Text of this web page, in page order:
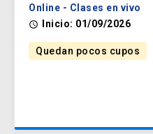
Online - Clases en vivo
access_time Inicio: 01/09/2026
Quedan pocos cupos